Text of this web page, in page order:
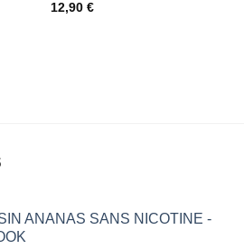
12,90 €
ANANAS SANS NICOTINE -